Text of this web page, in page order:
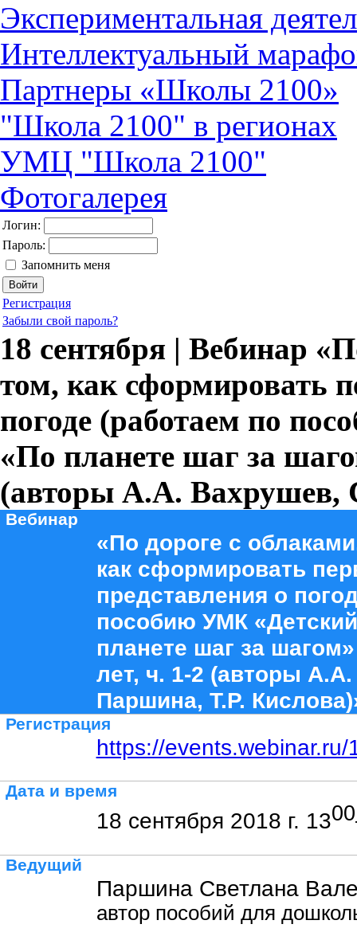
Экспериментальная
Интеллектуальный
Партнеры «Школы 2100»
"Школа 2100" в регионах
УМЦ "Школа 2100"
Фотогалерея
Логин:
Пароль:
Запомнить меня
Регистрация
Забыли свой пароль?
18 сентября | Вебинар
том, как сформировать
погоде (работаем по
«По планете шаг за
(авторы А.А. Вахрушев,
Вебинар
«По дороге с
как сформировать
представления о
пособию УМК
планете шаг за
лет, ч. 1-2 (авторы
Паршина, Т.Р.
Регистрация
https://
Дата и время
18 сентября 2018 г. 1300
Ведущий
Паршина Светлана
автор пособий для